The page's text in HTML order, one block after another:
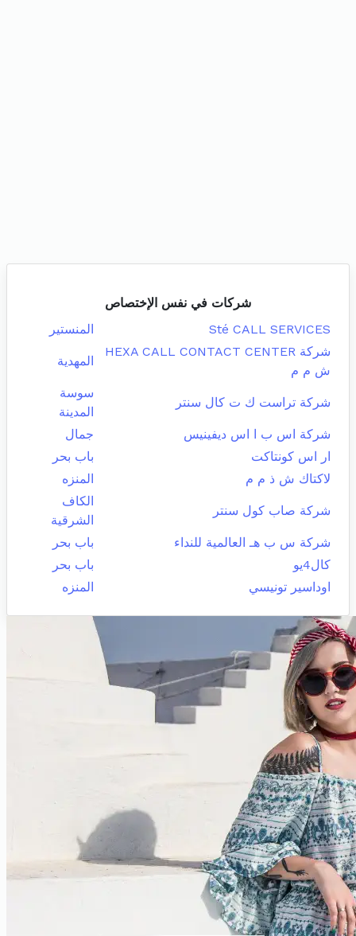
شركات في نفس الإختصاص
Sté CALL SERVICES
المنستير
شركة HEXA CALL CONTACT CENTER
ش م م
المهدية
شركة تراست ك ت كال سنتر
سوسة
المدينة
شركة اس ب ا اس ديفينيس
جمال
ار اس كونتاكت
باب بحر
لاكتاك ش ذ م م
المنزه
شركة صاب كول سنتر
الكاف
الشرقية
شركة س ب هـ العالمية للنداء
باب بحر
كال4يو
باب بحر
اوداسير تونيسي
المنزه